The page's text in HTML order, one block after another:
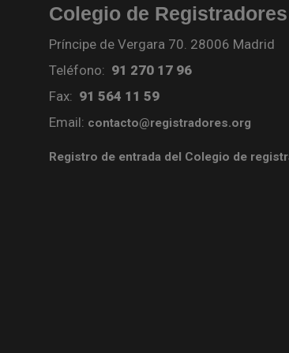
Colegio de Registradores
Príncipe de Vergara 70. 28006 Madrid
Teléfono: 91 270 17 96
Fax: 91 564 11 59
Email: contacto@registradores.org
Registro de entrada del Colegio de